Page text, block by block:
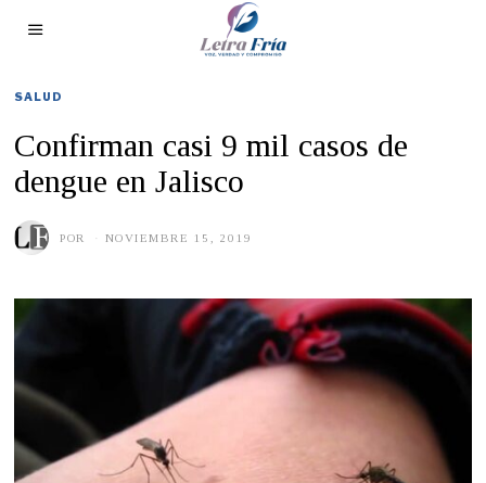
SALUD
Confirman casi 9 mil casos de
dengue en Jalisco
POR NOVIEMBRE 15, 2019
E
M
R
E